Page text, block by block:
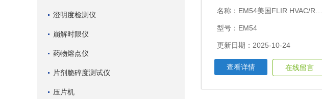
澄明度检测仪
崩解时限仪
药物熔点仪
片剂脆碎度测试仪
压片机
名称： EM54美国FLIR HVAC/R温湿度环境检测仪（包邮）
型号：EM54
更新日期：2025-10-24
查看详情 在线留言